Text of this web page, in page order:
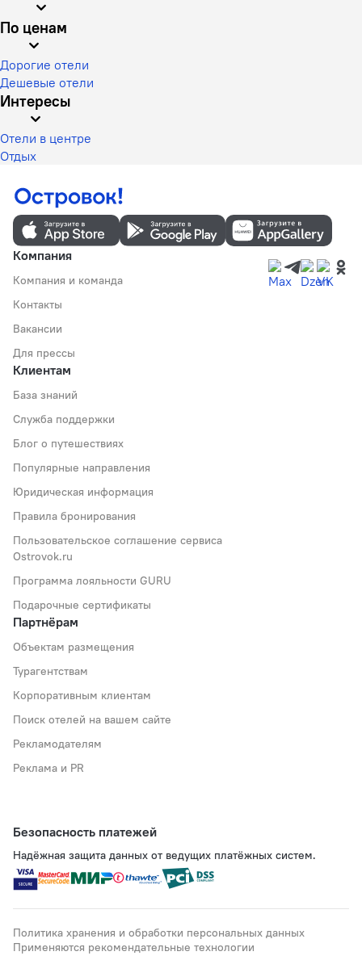
По ценам
Дорогие отели
Дешевые отели
Интересы
Отели в центре
Отдых
Компания
Компания и команда
Контакты
Вакансии
Для прессы
Клиентам
База знаний
Служба поддержки
Блог о путешествиях
Популярные направления
Юридическая информация
Правила бронирования
Пользовательское соглашение сервиса
Ostrovok.ru
Программа лояльности GURU
Подарочные сертификаты
Партнёрам
Объектам размещения
Турагентствам
Корпоративным клиентам
Поиск отелей на вашем сайте
Рекламодателям
Реклама и PR
Безопасность платежей
Надёжная защита данных от ведущих платёжных систем.
Политика хранения и обработки персональных данных
Применяются рекомендательные технологии